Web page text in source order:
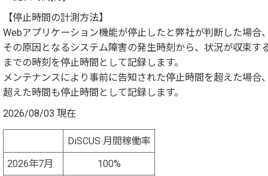
【停止時間の計測方法】
Webアプリケーション機能が停止したと弊社が判断した場合
その原因となるシステム障害の発生時刻から、状況が収束す
までの時刻を停止時間として記録します。
メンテナンスにより事前に告知された停止時間を超えた場合
超えた時間も停止時間として記録します。
2026/08/03 現在
DiSCUS 月間稼働率
2026年7月
100%